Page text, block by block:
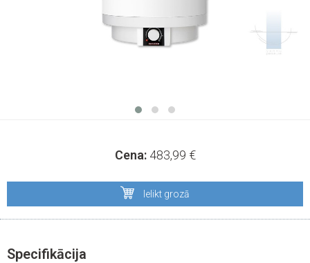
Cena: 483,99 €
Ielikt grozā
Specifikācija